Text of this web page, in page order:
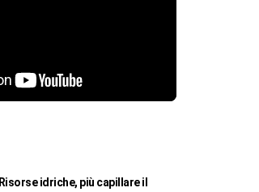
Risorse idriche, più capillare il